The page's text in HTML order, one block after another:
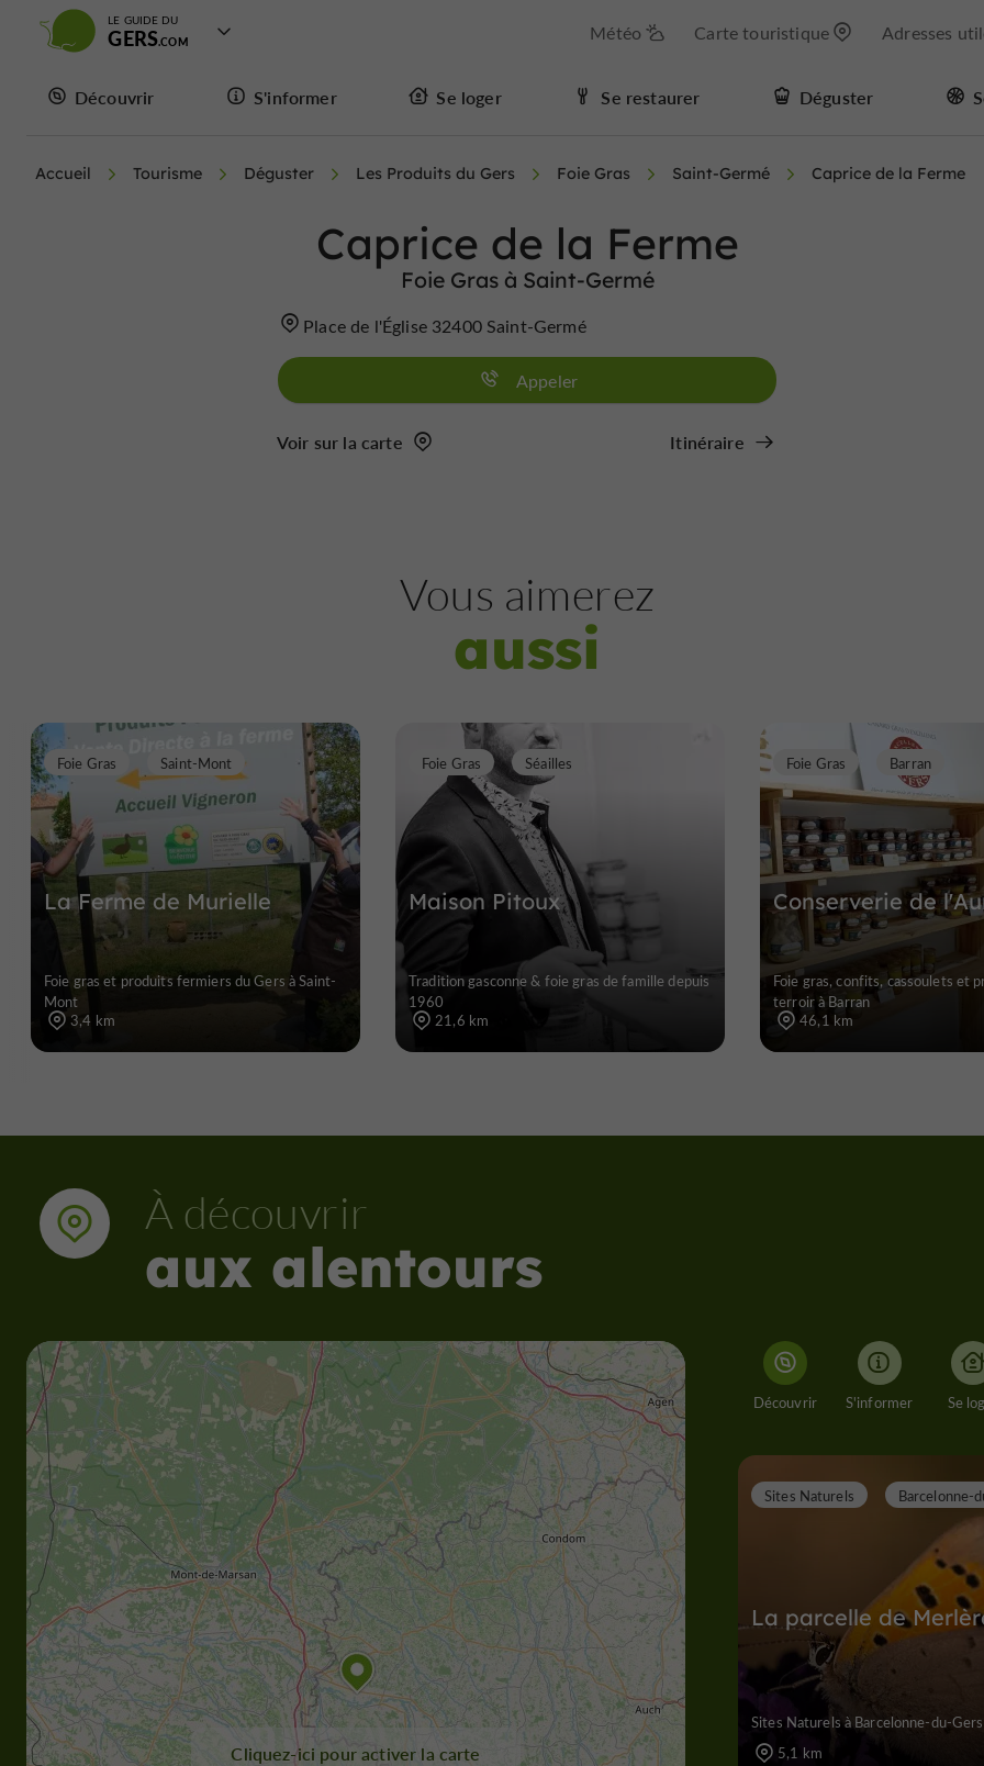
LE GUIDE DU
GERS Météo Carte touristique Adresses
Découvrir S'informer Se loger Se restaurer Déguster
Accueil Tourisme Déguster Les Produits du Gers Foie Gras Saint-Germé Caprice de la Ferme
Caprice de la Ferme
Foie Gras à Saint-Germé
Place de l'Église 32400 Saint-Germé
Appeler
Voir sur la carte Itinéraire
Vous aimerez
aussi
La Ferme de Murielle
Foie Gras Saint-Mont
Foie gras et produits fermiers du Gers à Saint-
Mont
3,4 km
Maison Pitoux
Foie Gras Séailles
Tradition gasconne & foie gras de famille depuis
1960
21,6 km
Conserverie de
Foie Gras Barran
Foie gras, confits, cassoulets et
terroir à Barran
46,1 km
À découvrir
aux alentours
Cliquez-ici pour activer la carte
Découvrir S'informer Se
La parcelle de
Sites Naturels Barcelonne-
Sites Naturels à Barcelonne-du-Gers
5,1 km